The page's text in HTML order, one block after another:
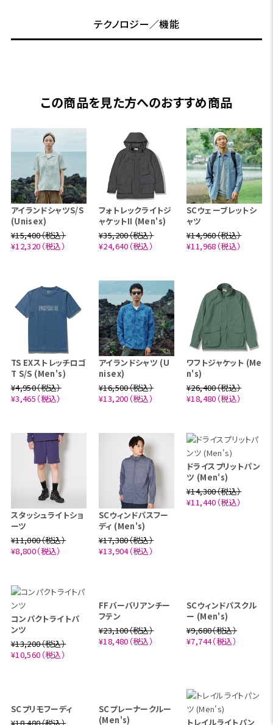
テクノロジー／機能
この商品を見た方へのおすすめ商品
アイランドシャツS/S
(Unisex)
¥15,400（税込）
¥12,320（税込）
フォトレックライトジ
ャケットII (Men's)
¥35,200（税込）
¥24,640（税込）
SCウェーブレットシ
ャツ
¥14,960（税込）
¥11,968（税込）
TS EXストレッチロゴ
T S/S (Men's)
¥4,950（税込）
¥3,465（税込）
アイランドシャツ (U
nisex)
¥16,500（税込）
¥13,200（税込）
ワフトジャケット (Me
n's)
¥26,400（税込）
¥18,480（税込）
スタッシュライトショ
ーツ
¥11,000（税込）
¥8,800（税込）
SCウィンドパスフー
ディ (Men's)
¥17,380（税込）
¥13,904（税込）
ドライスプリットパン
ツ (Men's)
¥14,300（税込）
¥11,440（税込）
コンパクトライトパ
ンツ
¥13,200（税込）
¥10,560（税込）
¥18,480（税込）
¥9,680（税込）
¥7,744（税込）